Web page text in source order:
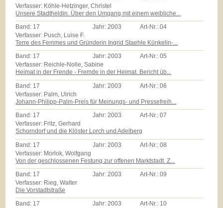
Verfasser: Köhle-Hetzinger, Christel
Unsere Stadtheldin. Über den Umgang mit einem weibliche...
Band: 17 Jahr: 2003 Art-Nr.:04
Verfasser: Pusch, Luise F.
Terre des Femmes und Gründerin Ingrid Staehle Künkelin-...
Band: 17 Jahr:2003 Art-Nr.:05
Verfasser: Reichle-Nolle, Sabine
Heimat in der Frende - Fremde in der Heimat. Bericht üb...
Band: 17 Jahr: 2003 Art-Nr.:06
Verfasser: Palm, Ulrich
Johann-Philipp-Palm-Preis für Meinungs- und Pressefreih...
Band: 17 Jahr:2003 Art-Nr.:07
Verfasser: Fritz, Gerhard
Schorndorf und die Klöster Lorch und Adelberg
Band: 17 Jahr: 2003 Art-Nr.:08
Verfasser: Morlok, Wolfgang
Von der geschlossenen Festung zur offenen Marktstadt. Z...
Band: 17 Jahr:2003 Art-Nr.:09
Verfasser: Rieg, Walter
Die Vorstadtstraße
Band: 17 Jahr:2003 Art-Nr.: 10